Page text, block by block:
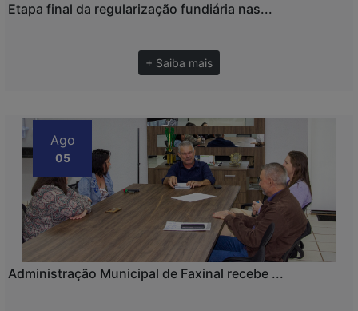
Etapa final da regularização fundiária nas...
+ Saiba mais
Ago
05
Administração Municipal de Faxinal recebe ...